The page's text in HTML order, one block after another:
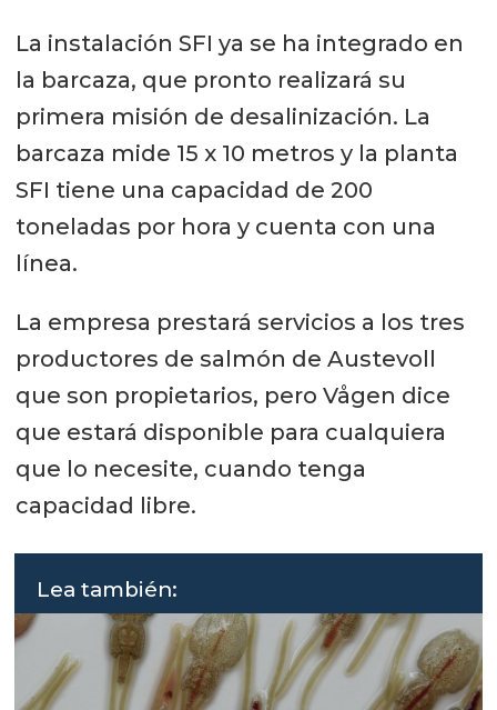
La instalación SFI ya se ha integrado en
la barcaza, que pronto realizará su
primera misión de desalinización. La
barcaza mide 15 x 10 metros y la planta
SFI tiene una capacidad de 200
toneladas por hora y cuenta con una
línea.
La empresa prestará servicios a los tres
productores de salmón de Austevoll
que son propietarios, pero Vågen dice
que estará disponible para cualquiera
que lo necesite, cuando tenga
capacidad libre.
Lea también: